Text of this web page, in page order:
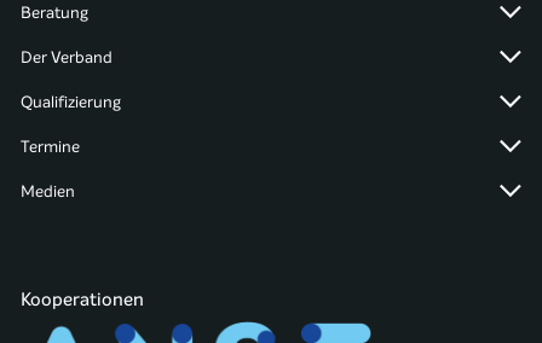
Beratung
Der Verband
Qualifizierung
Termine
Medien
Kooperationen